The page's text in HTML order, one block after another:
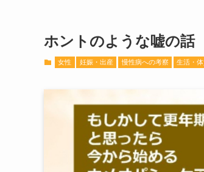
ホントのような嘘の話
女性 妊娠・出産 慢性病への考察 生活・